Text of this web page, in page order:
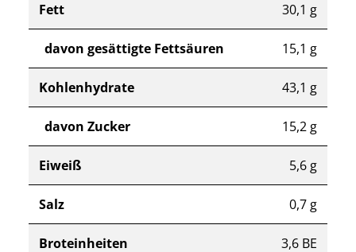
Fett 30,1 g
davon gesättigte Fettsäuren 15,1 g
Kohlenhydrate 43,1 g
davon Zucker 15,2 g
Eiweiß 5,6 g
Salz 0,7 g
Broteinheiten 3,6 BE